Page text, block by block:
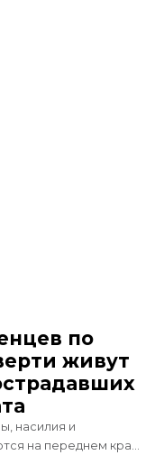
по
живут
насилия и
на переднем крае